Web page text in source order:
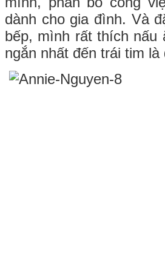
dành cho gia đình. Và
bếp, mình rất thích nấu
ngắn nhất đến trái tim là